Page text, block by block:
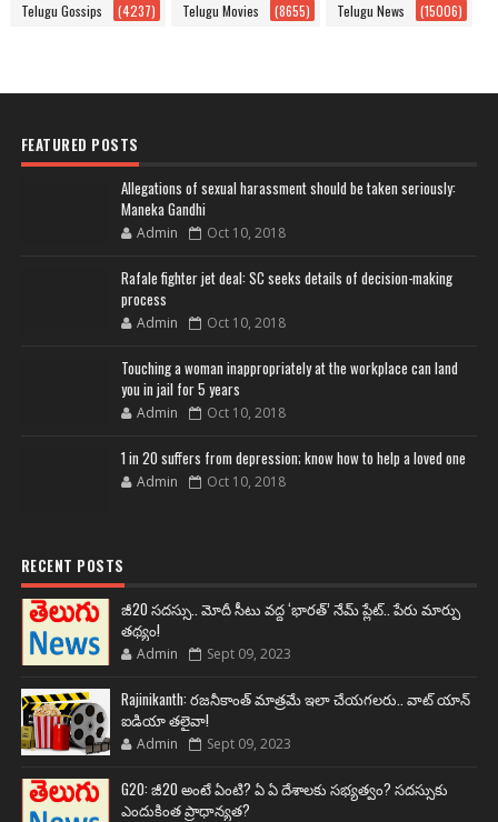
Telugu Gossips (4237) Telugu Movies (8655) Telugu News (15006)
FEATURED POSTS
Allegations of sexual harassment should be taken seriously:
Maneka Gandhi
Admin Oct 10, 2018
Rafale fighter jet deal: SC seeks details of decision-making
process
Admin Oct 10, 2018
Touching a woman inappropriately at the workplace can land
you in jail for 5 years
Admin Oct 10, 2018
1 in 20 suffers from depression; know how to help a loved one
Admin Oct 10, 2018
RECENT POSTS
జీ20 సదస్సు.. మోదీ సీటు వద్ద ‘భారత్’ నేమ్ ప్లేట్‌.. పేరు మార్పు
తథ్యం!
Admin Sept 09, 2023
Rajinikanth: రజనీకాంత్ మాత్రమే ఇలా చేయగలరు.. వాట్ యాన్
ఐడియా తలైవా!
Admin Sept 09, 2023
G20: జీ20 అంటే ఏంటి? ఏ ఏ దేశాలకు సభ్యత్వం? సదస్సుకు
ఎందుకింత ప్రాధాన్యత?